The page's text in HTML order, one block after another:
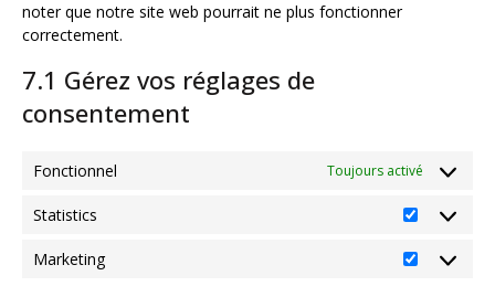
noter que notre site web pourrait ne plus fonctionner
correctement.
7.1 Gérez vos réglages de
consentement
Fonctionnel Toujours activé
Statistics
Statistics
Marketing
Marketing